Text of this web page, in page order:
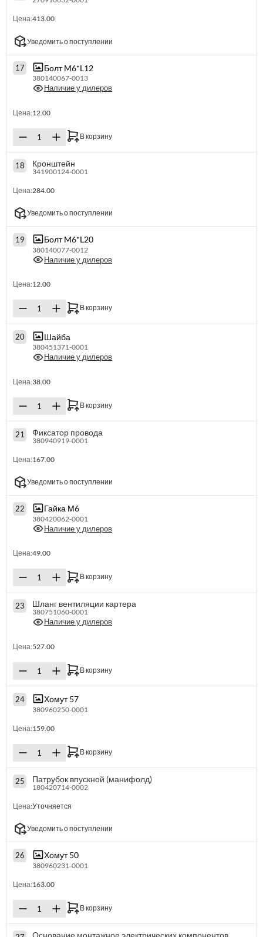
Цена:413.00
Уведомить о поступлении
17 Болт M6*L12
380140067-0013
Наличие у дилеров
Цена:12.00
В корзину
18 Кронштейн
341900124-0001
Цена:284.00
Уведомить о поступлении
19 Болт M6*L20
380140077-0012
Наличие у дилеров
Цена:12.00
В корзину
20 Шайба
380451371-0001
Наличие у дилеров
Цена:38.00
В корзину
21 Фиксатор провода
380940919-0001
Цена:167.00
Уведомить о поступлении
22 Гайка М6
380420062-0001
Наличие у дилеров
Цена:49.00
В корзину
23 Шланг вентиляции картера
380751060-0001
Наличие у дилеров
Цена:527.00
В корзину
24 Хомут 57
380960250-0001
Цена:159.00
В корзину
25 Патрубок впускной (манифолд)
180420714-0002
Цена:Уточняется
Уведомить о поступлении
26 Хомут 50
380960231-0001
Цена:163.00
В корзину
Основание монтажное электрических компонентов